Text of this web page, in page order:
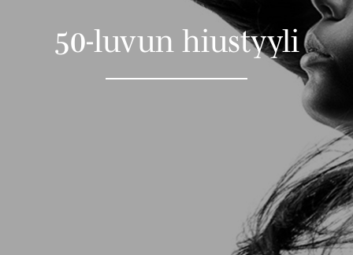
50-luvun hiustyyli